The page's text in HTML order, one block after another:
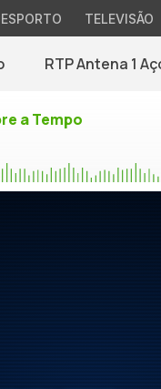
TELEVISÃO
RTP Antena 1
a Tempo